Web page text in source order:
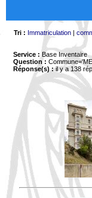
Tri : Immatriculation|
Service : Base Inventaire
Question :
Réponse(s) :il y a 138